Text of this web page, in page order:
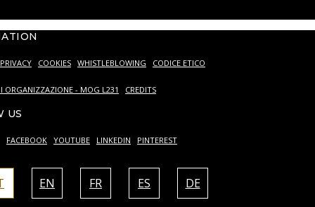
PRIVACY COOKIES WHISTLEBLOWING CODICE ETICO
ORGANIZZAZIONE - MOG L231 CREDITS
US
FACEBOOK YOUTUBE LINKEDIN PINTEREST
EN FR ES DE